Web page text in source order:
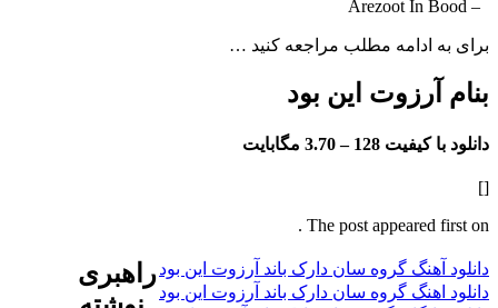
ادامه مطلب مراجعه کنید …
این بود
128 – 3.70 مگابایت
The post
گروه سان دارک باند آرزوت این بود
گروه سان دارک باند آرزوت این بود
راهبری